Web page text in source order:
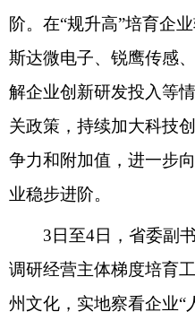
阶。在“规升高”培育企
斯达微电子、锐鹰传感
解企业创新研发投入等
关政策，持续加大科技
争力和附加值，进一步
业稳步进阶。
3日至4日，省委副书
调研经营主体梯度培育
州文化，实地察看企业“